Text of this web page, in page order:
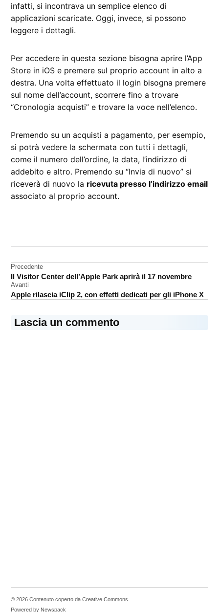
infatti, si incontrava un semplice elenco di
applicazioni scaricate. Oggi, invece, si possono
leggere i dettagli.
Per accedere in questa sezione bisogna aprire l’App
Store in iOS e premere sul proprio account in alto a
destra. Una volta effettuato il login bisogna premere
sul nome dell’account, scorrere fino a trovare
“Cronologia acquisti” e trovare la voce nell’elenco.
Premendo su un acquisti a pagamento, per esempio,
si potrà vedere la schermata con tutti i dettagli,
come il numero dell’ordine, la data, l’indirizzo di
addebito e altro. Premendo su “Invia di nuovo” si
riceverà di nuovo la ricevuta presso l’indirizzo email
associato al proprio account.
iOS
Navigazione
articoli
Precedente
Il Visitor Center dell’Apple Park aprirà il 17 novembre
Avanti
Apple rilascia iClip 2, con effetti dedicati per gli iPhone X
Lascia un commento
© 2026 Contenuto coperto da Creative Commons
Powered by Newspack